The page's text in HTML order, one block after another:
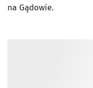
na Gądowie.